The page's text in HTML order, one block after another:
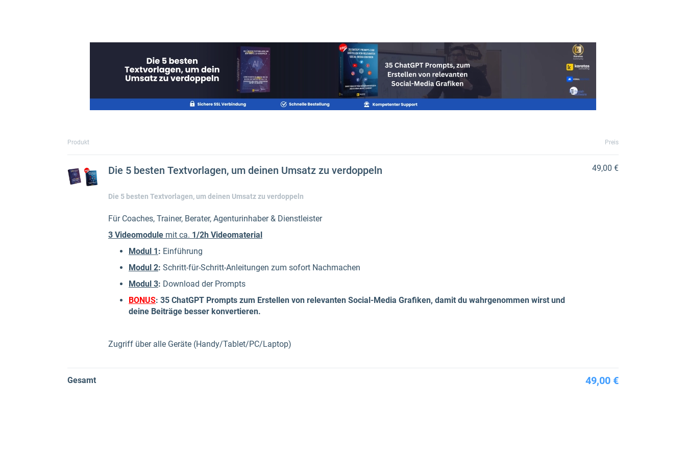
Produkt Preis
Die 5 besten Textvorlagen, um deinen Umsatz zu verdoppeln
Die 5 besten Textvorlagen, um deinen Umsatz zu verdoppeln
Für Coaches, Trainer, Berater, Agenturinhaber & Dienstleister
3 Videomodule mit ca. 1/2h Videomaterial
Modul 1: Einführung
Modul 2: Schritt-für-Schritt-Anleitungen zum sofort Nachmachen
Modul 3: Download der Prompts
BONUS: 35 ChatGPT Prompts zum Erstellen von relevanten Social-Media Grafiken, damit du wahrgenommen wirst und
deine Beiträge besser konvertieren.
Zugriff über alle Geräte (Handy/Tablet/PC/Laptop)
49,00 €
Gesamt 49,00 €